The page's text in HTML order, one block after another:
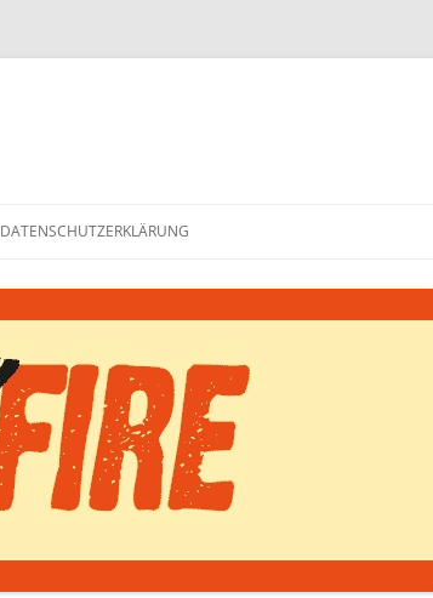
DATENSCHUTZERKLÄRUNG